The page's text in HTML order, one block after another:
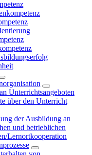
Unterrichtsangeboten
über den Unterricht
der Ausbildung an
und betrieblichen
Lernortkooperation